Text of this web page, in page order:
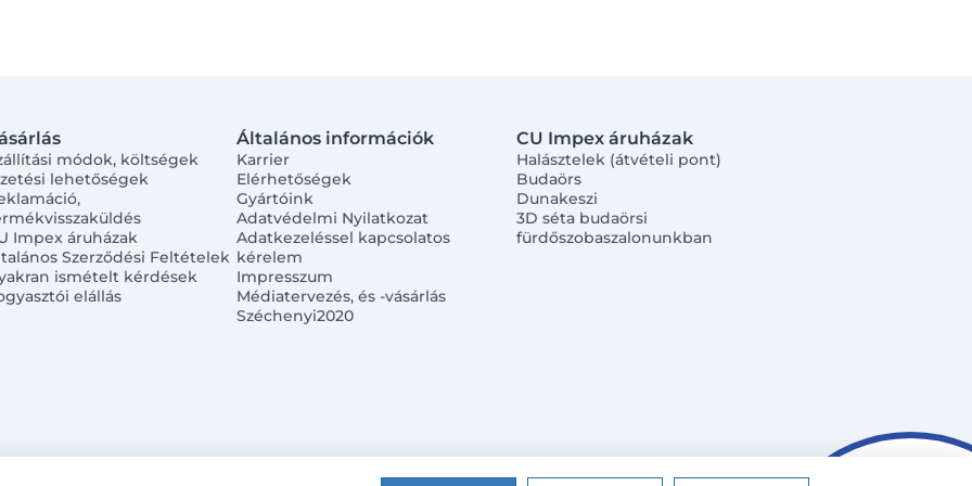
módok, költségek
lehetőségek
Impex áruházak
Szerződési Feltételek
ismételt kérdések
elállás
Általános információk
Karrier
Elérhetőségek
Gyártóink
Adatvédelmi Nyilatkozat
Adatkezeléssel kapcsolatos
kérelem
Impresszum
Médiatervezés, és -vásárlás
Széchenyi2020
CU Impex áruházak
Halásztelek (átvételi pont)
Budaörs
Dunakeszi
3D séta budaörsi
fürdőszobaszalonunkban